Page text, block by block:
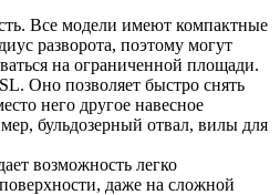
Все модели имеют компактные
разворота, поэтому могут
на ограниченной площади.
Оно позволяет быстро снять
него другое навесное
бульдозерный отвал, вилы для
возможность легко
даже на сложной